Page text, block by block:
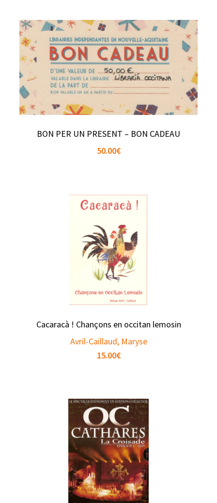
BON PER UN PRESENT – BON CADEAU
50.00€
Cacaracà ! Chançons en occitan lemosin
Avril-Caillaud, Maryse
15.00€